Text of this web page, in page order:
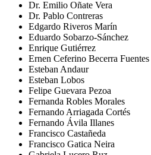
Dr. Emilio Oñate Vera
Dr. Pablo Contreras
Edgardo Riveros Marín
Eduardo Sobarzo-Sánchez
Enrique Gutiérrez
Ernen Ceferino Becerra Fuentes
Esteban Andaur
Esteban Lobos
Felipe Guevara Pezoa
Fernanda Robles Morales
Fernando Arriagada Cortés
Fernando Ávila Illanes
Francisco Castañeda
Francisco Gatica Neira